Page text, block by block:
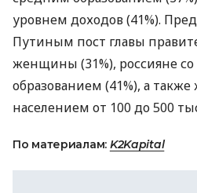
уровнем доходов (41%).
Путиным пост главы
женщины (31%), россияне
образованием (41%), а
населением от 100 до 500
По материалам: K2Kapital